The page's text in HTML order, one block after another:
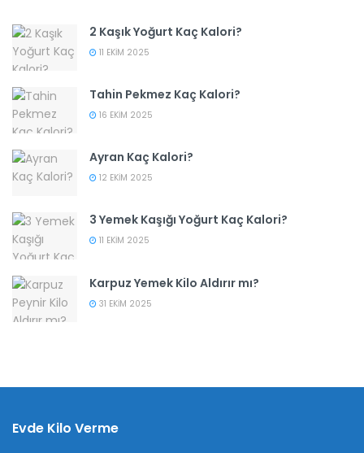
2 Kaşık Yoğurt Kaç Kalori?
11 EKIM 2025
Tahin Pekmez Kaç Kalori?
16 EKIM 2025
Ayran Kaç Kalori?
12 EKIM 2025
3 Yemek Kaşığı Yoğurt Kaç Kalori?
11 EKIM 2025
Karpuz Yemek Kilo Aldırır mı?
31 EKIM 2025
Evde Kilo Verme